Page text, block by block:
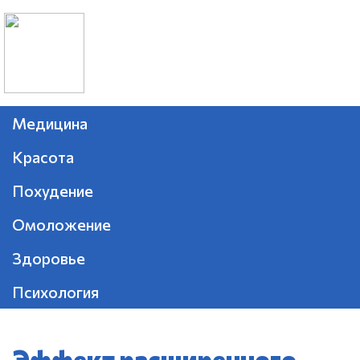
Медицина
Красота
Похудение
Омоложение
Здоровье
Психология